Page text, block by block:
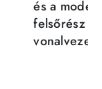
és a
felsőrész